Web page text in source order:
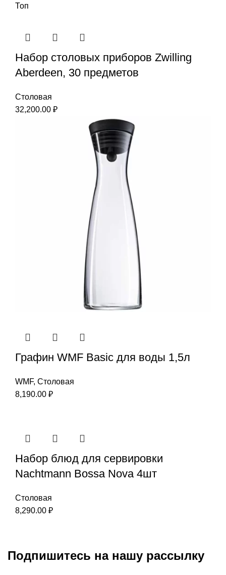
Топ
Набор столовых приборов Zwilling
Aberdeen, 30 предметов
Столовая
32,200.00 ₽
Графин WMF Basic для воды 1,5л
WMF, Столовая
8,190.00 ₽
Набор блюд для сервировки
Nachtmann Bossa Nova 4шт
Столовая
8,290.00 ₽
Подпишитесь на нашу рассылку